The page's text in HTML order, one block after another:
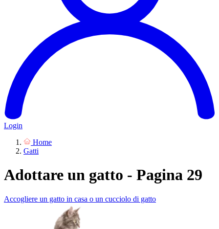
Login
Home
Gatti
Adottare un gatto - Pagina 29
Accogliere un gatto in casa o un cucciolo di gatto